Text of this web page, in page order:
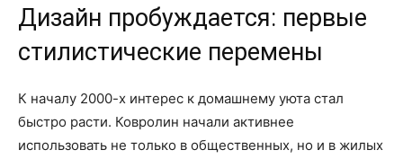
Дизайн пробуждается: первые
стилистические перемены
К началу 2000-х интерес к домашнему уюта стал
быстро расти. Ковролин начали активнее
использовать не только в общественных, но и в жилых